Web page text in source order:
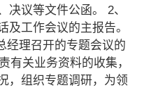
决议等文件公函。 2、
及工作会议的主报告。
经理召开的专题会议的
有关业务资料的收集，
，组织专题调研，为领